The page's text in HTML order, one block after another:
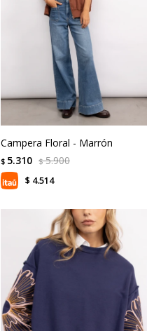
Campera Floral - Marrón
$ 5.310 $ 5.900
$ 4.514